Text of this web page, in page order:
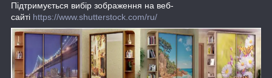
Підтримується вибір зображення на веб-
сайті https://www.shutterstock.com/ru/